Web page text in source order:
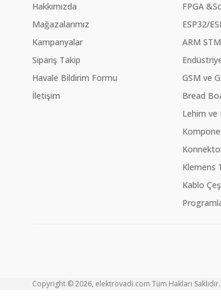
Hakkımızda
Mağazalarımız
Kampanyalar
Sipariş Takip
Havale Bildirim Formu
İletişim
FPGA
ESP32/
ARM
GSM ve
Bread
Lehim ve
Klemens
Kablo
Copyright © 2026, elektrovadi.com Tüm Hakları